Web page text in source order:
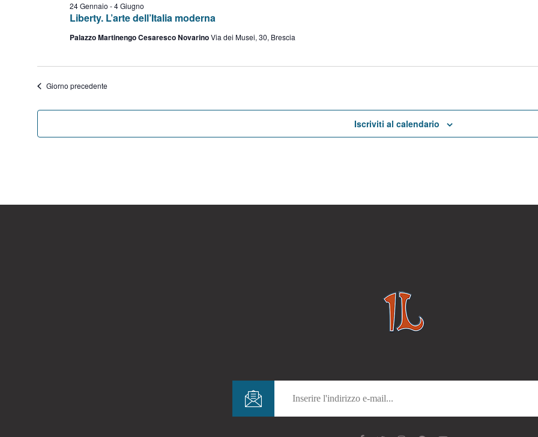
Liberty. L’arte dell’Italia moderna
24 Gennaio -4 Giugno
Palazzo Martinengo Cesaresco NovarinoVia dei Musei, 30, Brescia
Giorno precedente
Iscriviti al calendario